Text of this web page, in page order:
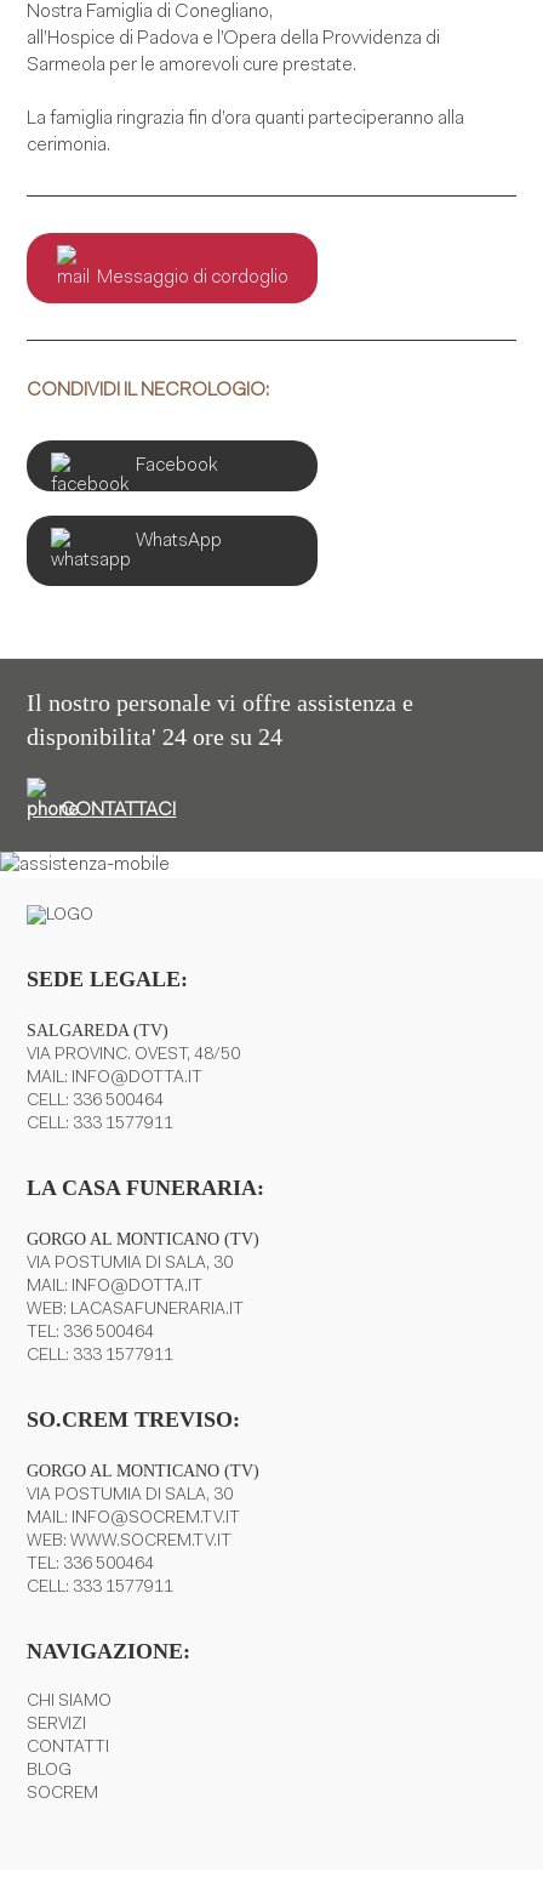
Nostra Famiglia di Conegliano,
all’Hospice di Padova e l’Opera della Provvidenza di
Sarmeola per le amorevoli cure prestate.
La famiglia ringrazia fin d’ora quanti parteciperanno alla
cerimonia.
Messaggio di cordoglio
CONDIVIDI IL NECROLOGIO:
Facebook
WhatsApp
Il nostro personale vi offre assistenza e
disponibilita' 24 ore su 24
CONTATTACI
SEDE LEGALE:
SALGAREDA (TV)
VIA PROVINC. OVEST, 48/50
MAIL: INFO@DOTTA.IT
CELL: 336 500464
CELL: 333 1577911
LA CASA FUNERARIA:
GORGO AL MONTICANO (TV)
VIA POSTUMIA DI SALA, 30
MAIL: INFO@DOTTA.IT
WEB: LACASAFUNERARIA.IT
TEL: 336 500464
CELL: 333 1577911
SO.CREM TREVISO:
GORGO AL MONTICANO (TV)
VIA POSTUMIA DI SALA, 30
MAIL: INFO@SOCREM.TV.IT
WEB:WWW.SOCREM.TV.IT
TEL: 336 500464
CELL: 333 1577911
NAVIGAZIONE:
CHI SIAMO
SERVIZI
CONTATTI
BLOG
SOCREM